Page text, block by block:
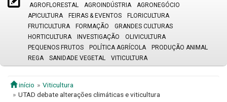
AGROFLORESTAL
AGROINDÚSTRIA
AGRONEGÓCIO
APICULTURA
FEIRAS & EVENTOS
FLORICULTURA
FRUTICULTURA
FORMAÇÃO
GRANDES CULTURAS
HORTICULTURA
INVESTIGAÇÃO
OLIVICULTURA
PEQUENOS FRUTOS
POLÍTICA AGRÍCOLA
PRODUÇÃO ANIMAL
REGA
SANIDADE VEGETAL VITICULTURA
início
Viticultura
UTAD debate alterações climáticas e viticultura